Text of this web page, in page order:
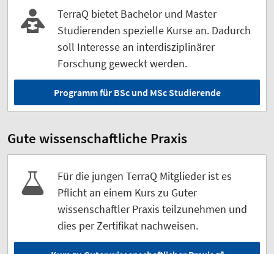
TerraQ bietet Bachelor und Master
Studierenden spezielle Kurse an. Dadurch
soll Interesse an interdisziplinärer
Forschung geweckt werden.
Programm für BSc und MSc Studierende
Gute wissenschaftliche Praxis
Für die jungen TerraQ Mitglieder ist es
Pflicht an einem Kurs zu Guter
wissenschaftler Praxis teilzunehmen und
dies per Zertifikat nachweisen.